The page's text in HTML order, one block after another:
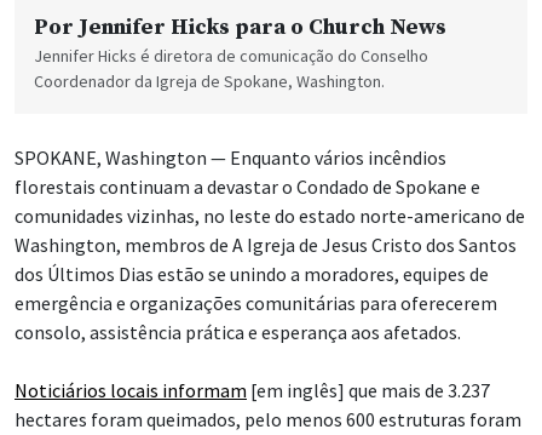
Por Jennifer Hicks para o Church News
Jennifer Hicks é diretora de comunicação do Conselho
Coordenador da Igreja de Spokane, Washington.
SPOKANE, Washington — Enquanto vários incêndios
florestais continuam a devastar o Condado de Spokane e
comunidades vizinhas, no leste do estado norte-americano de
Washington, membros de A Igreja de Jesus Cristo dos Santos
dos Últimos Dias estão se unindo a moradores, equipes de
emergência e organizações comunitárias para oferecerem
consolo, assistência prática e esperança aos afetados.
Noticiários locais informam [em inglês] que mais de 3.237
hectares foram queimados, pelo menos 600 estruturas foram